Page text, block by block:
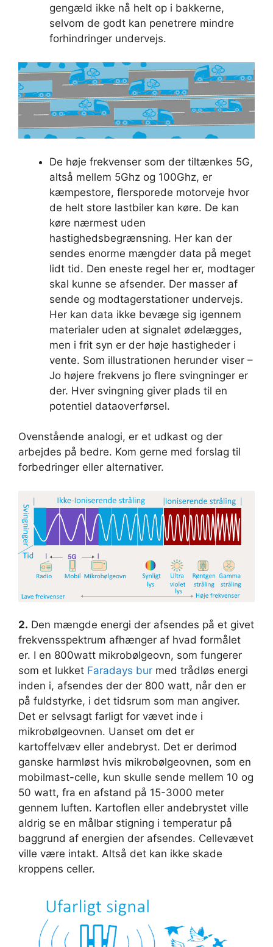
gengæld ikke nå helt op i bakkerne,
selvom de godt kan penetrere mindre
forhindringer undervejs.
De høje frekvenser som der tiltænkes 5G,
altså mellem 5Ghz og 100Ghz, er
kæmpestore, flersporede motorveje hvor
de helt store lastbiler kan køre. De kan
køre nærmest uden
hastighedsbegrænsning. Her kan der
sendes enorme mængder data på meget
lidt tid. Den eneste regel her er, modtager
skal kunne se afsender. Der masser af
sende og modtagerstationer undervejs.
Her kan data ikke bevæge sig igennem
materialer uden at signalet ødelægges,
men i frit syn er der høje hastigheder i
vente. Som illustrationen herunder viser –
Jo højere frekvens jo flere svingninger er
der. Hver svingning giver plads til en
potentiel dataoverførsel.
Ovenstående analogi, er et udkast og der
arbejdes på bedre. Kom gerne med forslag til
forbedringer eller alternativer.
2. Den mængde energi der afsendes på et givet
frekvensspektrum afhænger af hvad formålet
er. I en 800watt mikrobølgeovn, som fungerer
som et lukket Faradays bur med trådløs energi
inden i, afsendes der der 800 watt, når den er
på fuldstyrke, i det tidsrum som man angiver.
Det er selvsagt farligt for vævet inde i
mikrobølgeovnen. Uanset om det er
kartoffelvæv eller andebryst. Det er derimod
ganske harmløst hvis mikrobølgeovnen, som en
mobilmast-celle, kun skulle sende mellem 10 og
50 watt, fra en afstand på 15-3000 meter
gennem luften. Kartoflen eller andebrystet ville
aldrig se en målbar stigning i temperatur på
baggrund af energien der afsendes. Cellevævet
ville være intakt. Altså det kan ikke skade
kroppens celler.